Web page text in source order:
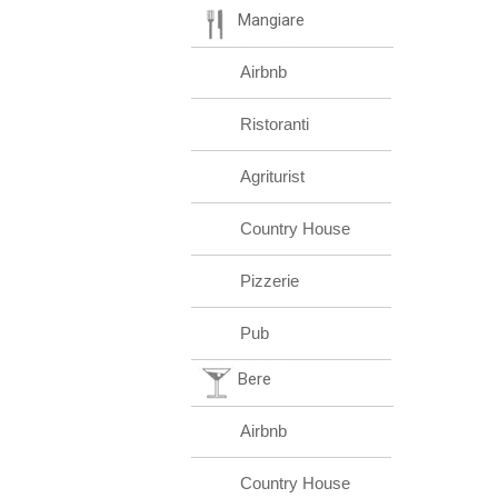
Mangiare
Airbnb
Ristoranti
Agriturist
Country House
Pizzerie
Pub
Bere
Airbnb
Country House